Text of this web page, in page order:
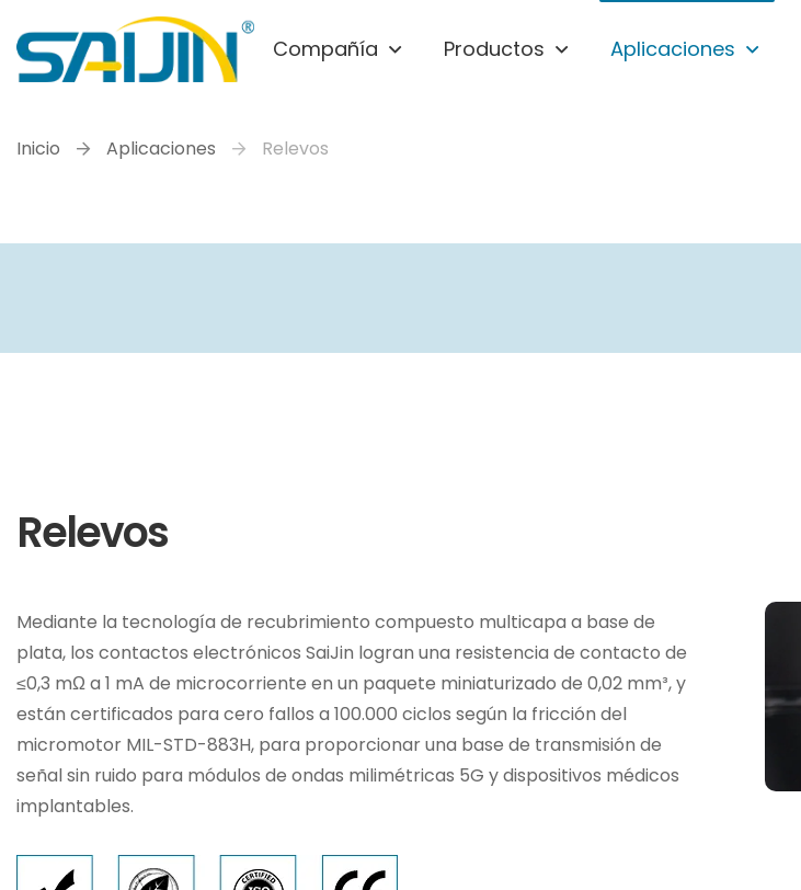
Compañía Productos Aplicaciones
Inicio Aplicaciones Relevos
Relevos
Mediante la tecnología de recubrimiento compuesto multicapa a base de
plata, los contactos electrónicos SaiJin logran una resistencia de contacto de
≤0,3 mΩ a 1 mA de microcorriente en un paquete miniaturizado de 0,02 mm³, y
están certificados para cero fallos a 100.000 ciclos según la fricción del
micromotor MIL-STD-883H, para proporcionar una base de transmisión de
señal sin ruido para módulos de ondas milimétricas 5G y dispositivos médicos
implantables.